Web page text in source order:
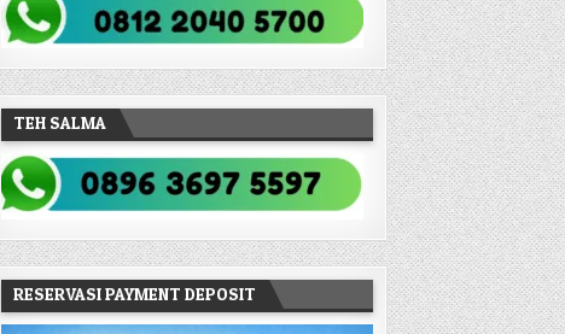
TEH SALMA
RESERVASI PAYMENT DEPOSIT